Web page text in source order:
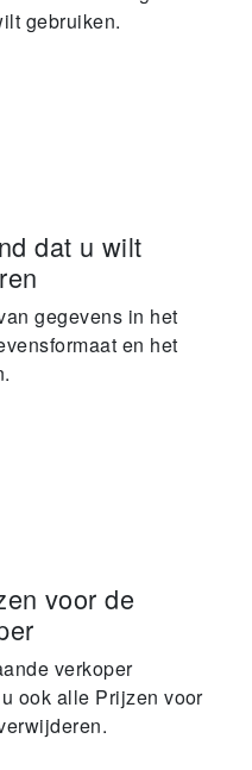
gebruiken.
dat u wilt
gegevens in het
en het
voor de
verkoper
ook alle Prijzen voor